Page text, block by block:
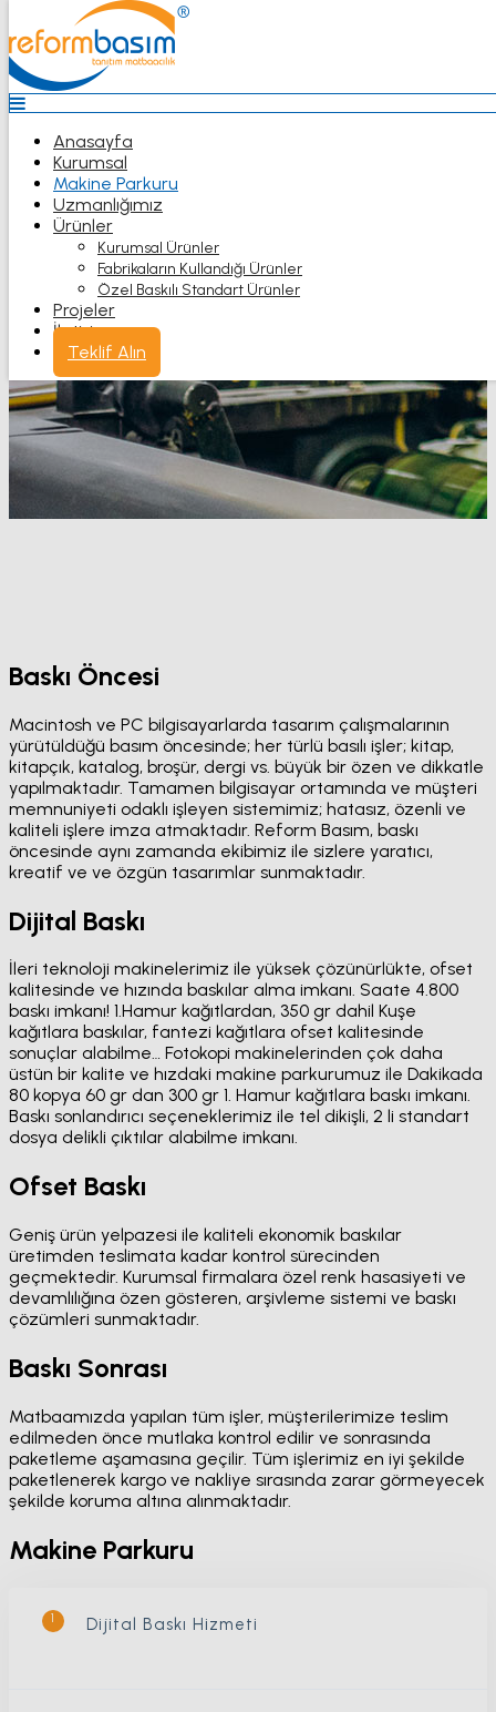
Anasayfa
Kurumsal
Makine Parkuru
Ürünler
Kurumsal Ürünler
Fabrikaların Kullandığı Ürünler
Özel Baskılı Standart Ürünler
Projeler
İletişim
Teklif Alın
Anasayfa
Kurumsal
Makine Parkuru
Uzmanlığımız
Ürünler
Kurumsal Ürünler
Fabrikaların Kullandığı Ürünler
Özel Baskılı Standart Ürünler
Projeler
İletişim
Teklif Alın
Baskı Öncesi
Macintosh ve PC bilgisayarlarda tasarım çalışmalarının
yürütüldüğü basım öncesinde; her türlü basılı işler; kitap,
kitapçık, katalog, broşür, dergi vs. büyük bir özen ve dikkatle
yapılmaktadır. Tamamen bilgisayar ortamında ve müşteri
memnuniyeti odaklı işleyen sistemimiz; hatasız, özenli ve
kaliteli işlere imza atmaktadır. Reform Basım, baskı
öncesinde aynı zamanda ekibimiz ile sizlere yaratıcı,
kreatif ve ve özgün tasarımlar sunmaktadır.
Dijital Baskı
İleri teknoloji makinelerimiz ile yüksek çözünürlükte, ofset
kalitesinde ve hızında baskılar alma imkanı. Saate 4.800
baskı imkanı! 1.Hamur kağıtlardan, 350 gr dahil Kuşe
kağıtlara baskılar, fantezi kağıtlara ofset kalitesinde
sonuçlar alabilme… Fotokopi makinelerinden çok daha
üstün bir kalite ve hızdaki makine parkurumuz ile Dakikada
80 kopya 60 gr dan 300 gr 1. Hamur kağıtlara baskı imkanı.
Baskı sonlandırıcı seçeneklerimiz ile tel dikişli, 2 li standart
dosya delikli çıktılar alabilme imkanı.
Ofset Baskı
Geniş ürün yelpazesi ile kaliteli ekonomik baskılar
üretimden teslimata kadar kontrol sürecinden
geçmektedir. Kurumsal firmalara özel renk hasasiyeti ve
devamlılığına özen gösteren, arşivleme sistemi ve baskı
çözümleri sunmaktadır.
Baskı Sonrası
Matbaamızda yapılan tüm işler, müşterilerimize teslim
edilmeden önce mutlaka kontrol edilir ve sonrasında
paketleme aşamasına geçilir. Tüm işlerimiz en iyi şekilde
paketlenerek kargo ve nakliye sırasında zarar görmeyecek
şekilde koruma altına alınmaktadır.
Makine Parkuru
1 Dijital Baskı Hizmeti